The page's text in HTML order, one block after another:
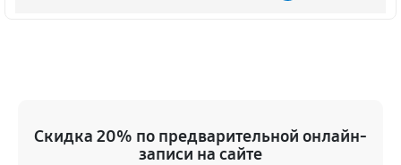
Скидка 20% по предварительной онлайн-
записи на сайте